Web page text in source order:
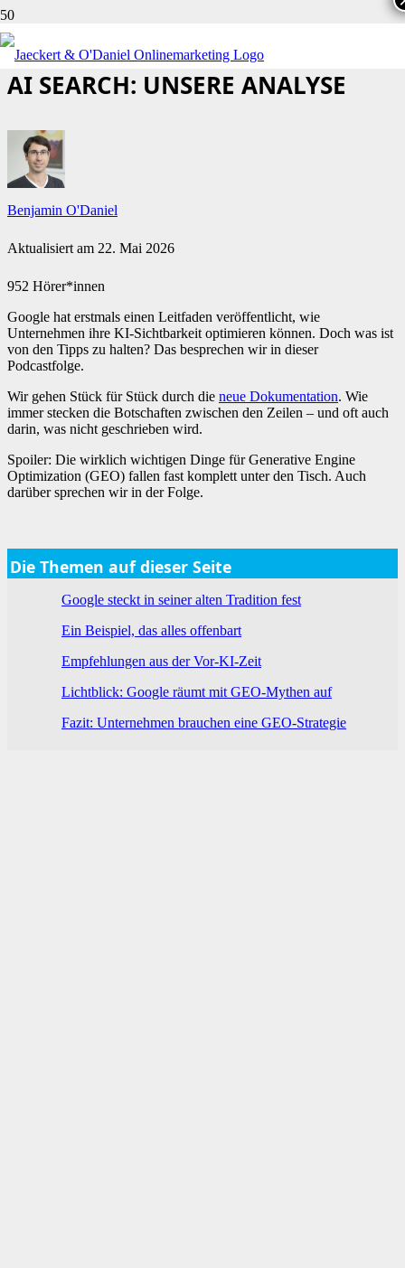
GOOGLES NEUER LEITFADEN ZU
AI SEARCH: UNSERE ANALYSE
Benjamin O'Daniel
Aktualisiert am 22. Mai 2026
952 Hörer*innen
Google hat erstmals einen Leitfaden veröffentlicht, wie
Unternehmen ihre KI-Sichtbarkeit optimieren können. Doch was ist
von den Tipps zu halten? Das besprechen wir in dieser
Podcastfolge.
Wir gehen Stück für Stück durch die neue Dokumentation. Wie
immer stecken die Botschaften zwischen den Zeilen – und oft auch
darin, was nicht geschrieben wird.
Spoiler: Die wirklich wichtigen Dinge für Generative Engine
Optimization (GEO) fallen fast komplett unter den Tisch. Auch
darüber sprechen wir in der Folge.
Die Themen auf dieser Seite
Google steckt in seiner alten Tradition fest
Ein Beispiel, das alles offenbart
Empfehlungen aus der Vor-KI-Zeit
Lichtblick: Google räumt mit GEO-Mythen auf
Fazit: Unternehmen brauchen eine GEO-Strategie